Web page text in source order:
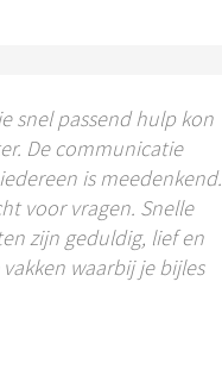
snel passend hulp kon
De communicatie
is meedenkend.
voor vragen. Snelle
zijn geduldig, lief en
waarbij je bijles